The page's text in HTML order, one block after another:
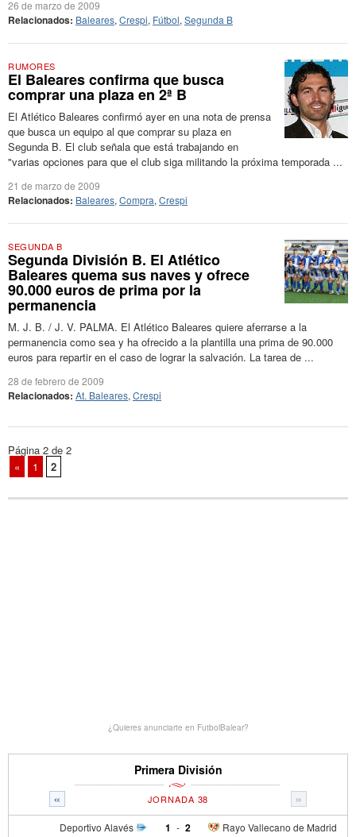
26 de marzo de 2009
Relacionados: Baleares, Crespi, Fútbol, Segunda B
RUMORES
El Baleares confirma que busca
comprar una plaza en 2ª B
El Atlético Baleares confirmó ayer en una nota de prensa
que busca un equipo al que comprar su plaza en
Segunda B. El club señala que está trabajando en
"varias opciones para que el club siga militando la próxima temporada ...
21 de marzo de 2009
Relacionados: Baleares, Compra, Crespi
SEGUNDA B
Segunda División B. El Atlético
Baleares quema sus naves y ofrece
90.000 euros de prima por la
permanencia
M. J. B. / J. V. PALMA. El Atlético Baleares quiere aferrarse a la
permanencia como sea y ha ofrecido a la plantilla una prima de 90.000
euros para repartir en el caso de lograr la salvación. La tarea de ...
28 de febrero de 2009
Relacionados: At. Baleares, Crespi
Página 2 de 2
«
1 2
¿Quieres anunciarte en FutbolBalear?
Primera División
« »
JORNADA 38
Deportivo Alavés 1 - Rayo Vallecano de Madrid
2